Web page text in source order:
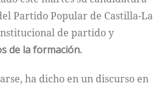
Partido Popular de Castilla-La
de partido y
de la formación.
ha dicho en un discurso en